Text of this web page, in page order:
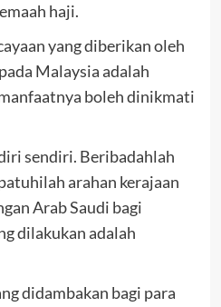
haji.
yang diberikan oleh
Malaysia adalah
boleh dinikmati
sendiri. Beribadahlah
arahan kerajaan
Arab Saudi bagi
dilakukan adalah
didambakan bagi para